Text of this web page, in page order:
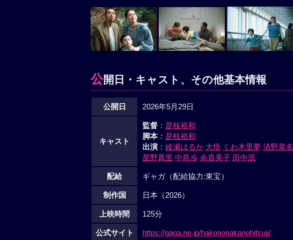
公開日・キャスト、その他基本情報
公開日 2026年5月29日
キャスト
監督： 是枝裕和
脚本： 是枝裕和
出演： 綾瀬はるか 大悟 くわ木里夢 清野菜名
星野真里 中島歩 余貴美子 田中泯
配給 ギャガ（配給協力:東宝）
制作国 日本（2026）
上映時間 125分
公式サイト https://gaga.ne.jp/hakononakanohitsuji/